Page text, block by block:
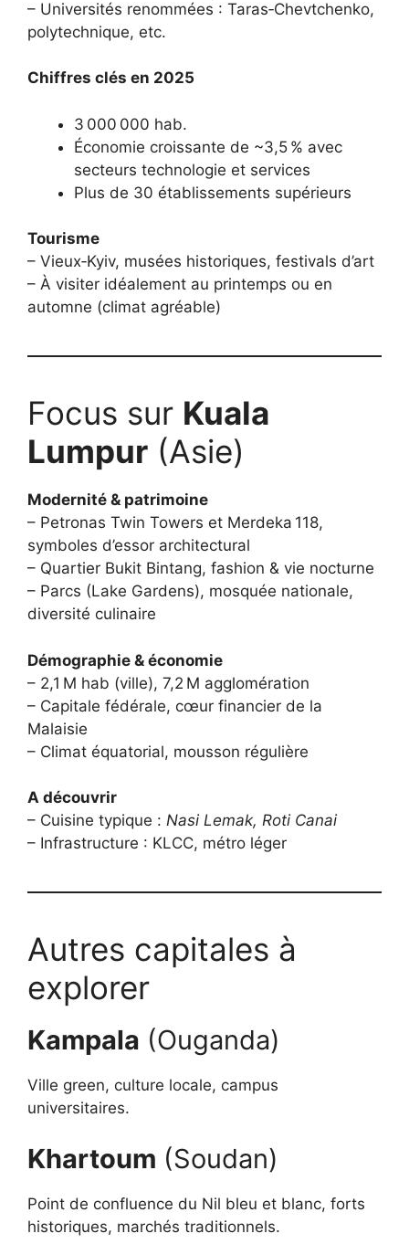
– Universités renommées : Taras‑Chevtchenko,
polytechnique, etc.
Chiffres clés en 2025
3 000 000 hab.
Économie croissante de ~3,5 % avec
secteurs technologie et services
Plus de 30 établissements supérieurs
Tourisme
– Vieux‑Kyiv, musées historiques, festivals d’art
– À visiter idéalement au printemps ou en
automne (climat agréable)
Focus sur Kuala
Lumpur (Asie)
Modernité & patrimoine
– Petronas Twin Towers et Merdeka 118,
symboles d’essor architectural
– Quartier Bukit Bintang, fashion & vie nocturne
– Parcs (Lake Gardens), mosquée nationale,
diversité culinaire
Démographie & économie
– 2,1 M hab (ville), 7,2 M agglomération
– Capitale fédérale, cœur financier de la
Malaisie
– Climat équatorial, mousson régulière
A découvrir
– Cuisine typique : Nasi Lemak, Roti Canai
– Infrastructure : KLCC, métro léger
Autres capitales à
explorer
Kampala (Ouganda)
Ville green, culture locale, campus
universitaires.
Khartoum (Soudan)
Point de confluence du Nil bleu et blanc, forts
historiques, marchés traditionnels.